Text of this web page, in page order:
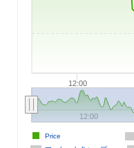
12:00
Price
12:00